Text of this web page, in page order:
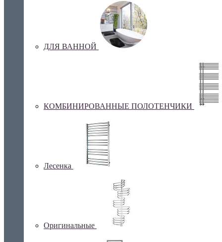
ДЛЯ ВАННОЙ
КОМБИНИРОВАННЫЕ ПОЛОТЕНЧИКИ
Лесенка
Оригинальные